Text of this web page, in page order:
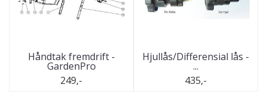
Håndtak fremdrift -
GardenPro
249,-
Hjullås/Differensial lås -
...
435,-